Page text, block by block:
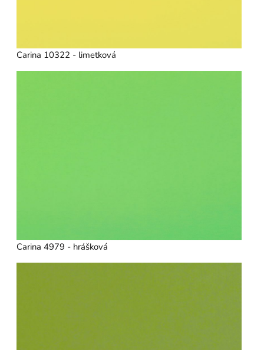
Carina 10322 - limetková
Carina 4979 - hrášková